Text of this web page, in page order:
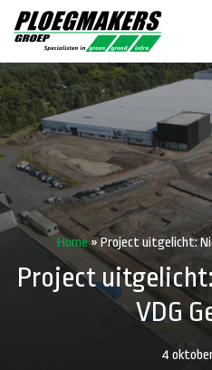
Home»Project uitgelicht:
Project
VDG
4